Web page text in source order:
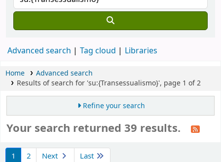
Advanced search Tag cloud Libraries
Home
Advanced search
Results of search for 'su:{Transessualismo}', page 1 of 2
Refine your search
Your search returned 39 results.
1 2 Next Last